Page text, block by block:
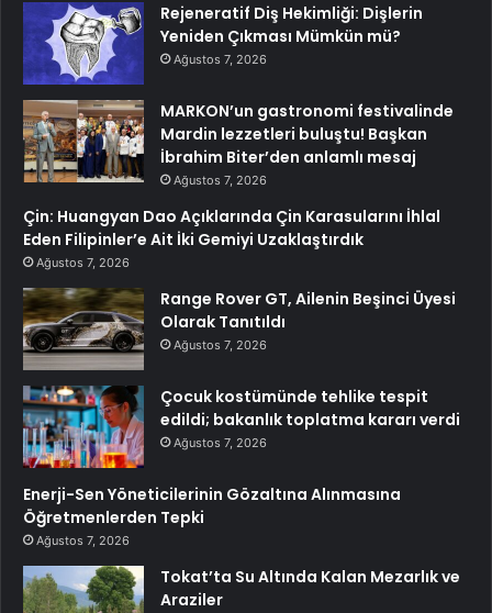
Rejeneratif Diş Hekimliği: Dişlerin
Yeniden Çıkması Mümkün mü?
Ağustos 7, 2026
MARKON’un gastronomi festivalinde
Mardin lezzetleri buluştu! Başkan
İbrahim Biter’den anlamlı mesaj
Ağustos 7, 2026
Çin: Huangyan Dao Açıklarında Çin Karasularını İhlal
Eden Filipinler’e Ait İki Gemiyi Uzaklaştırdık
Ağustos 7, 2026
Range Rover GT, Ailenin Beşinci Üyesi
Olarak Tanıtıldı
Ağustos 7, 2026
Çocuk kostümünde tehlike tespit
edildi; bakanlık toplatma kararı verdi
Ağustos 7, 2026
Enerji-Sen Yöneticilerinin Gözaltına Alınmasına
Öğretmenlerden Tepki
Ağustos 7, 2026
Tokat’ta Su Altında Kalan Mezarlık ve
Araziler